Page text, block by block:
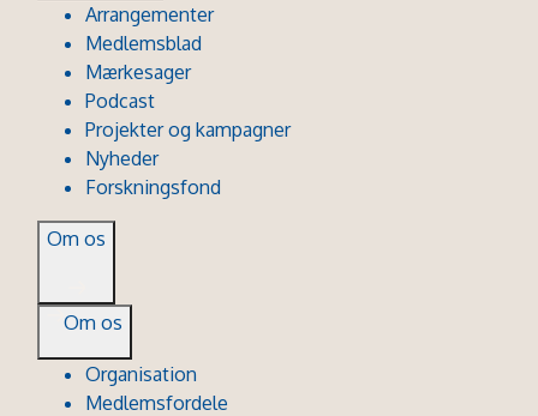
Arrangementer
Medlemsblad
Mærkesager
Podcast
Projekter og kampagner
Nyheder
Forskningsfond
Om os
Om os
Organisation
Medlemsfordele